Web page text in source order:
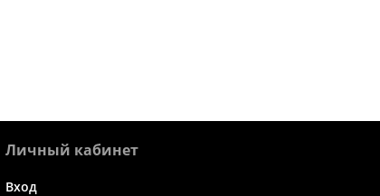
Личный кабинет
Вход